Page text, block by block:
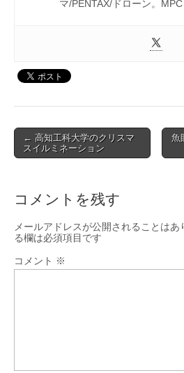
マ/PENTAX/ドローン。
Post
navigation
← 高知工科大学のクリスマ
スイルミネーション
魚
コメントを残す
メールアドレスが公開されることはあ
る欄は必須項目です
コメント ※